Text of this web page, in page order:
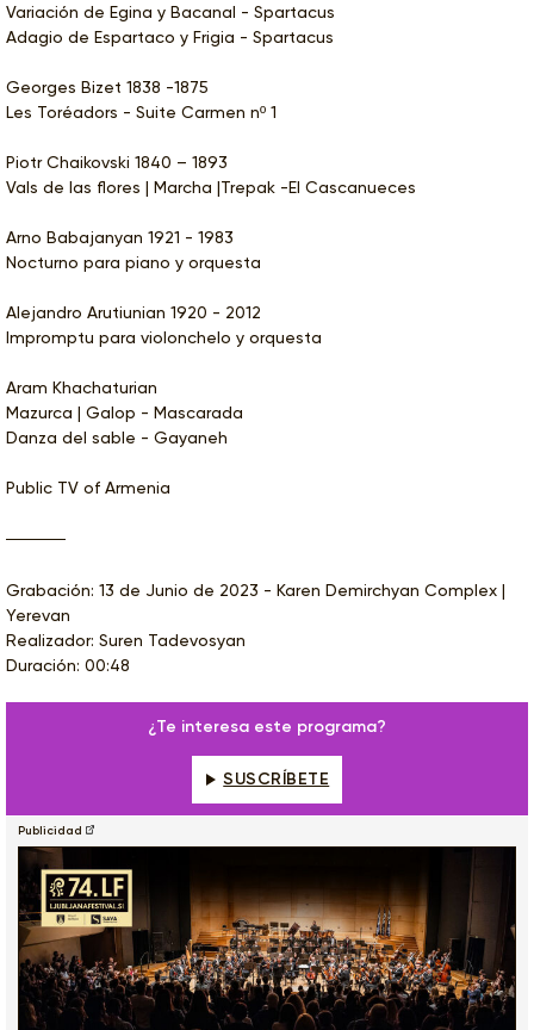
Variación de Egina y Bacanal - Spartacus
Adagio de Espartaco y Frigia - Spartacus
Georges Bizet 1838 -1875
Les Toréadors - Suite Carmen nº 1
Piotr Chaikovski 1840 – 1893
Vals de las flores | Marcha |Trepak -El Cascanueces
Arno Babajanyan 1921 - 1983
Nocturno para piano y orquesta
Alejandro Arutiunian 1920 - 2012
Impromptu para violonchelo y orquesta
Aram Khachaturian
Mazurca | Galop - Mascarada
Danza del sable - Gayaneh
Public TV of Armenia
Grabación: 13 de Junio de 2023 - Karen Demirchyan Complex |
Yerevan
Realizador: Suren Tadevosyan
Duración: 00:48
¿Te interesa este programa?
SUSCRÍBETE
Publicidad